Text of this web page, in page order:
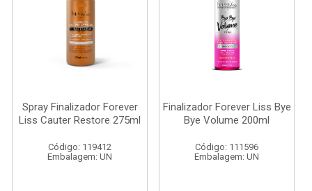
Spray Finalizador Forever
Liss Cauter Restore 275ml
Código: 119412
Embalagem: UN
Finalizador Forever Liss Bye
Bye Volume 200ml
Código: 111596
Embalagem: UN